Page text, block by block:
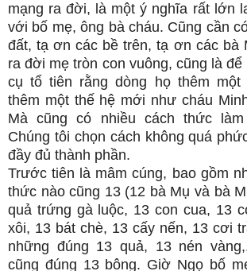
mạng ra đời, là một ý nghĩa rất lớn
với bố mẹ, ông bà cháu. Cũng cần
đất, tạ ơn các bề trên, tạ ơn các bà
ra đời mẹ tròn con vuông, cũng là
cụ tổ tiên rằng dòng họ thêm một
thêm một thế hệ mới như cháu
Mà cũng có nhiều cách thức
Chúng tôi chọn cách không quá
đầy đủ thành phần.
Trước tiên là mâm cúng, bao gồm
thức nào cũng 13 (12 bà Mụ và bà
quả trứng gà luộc, 13 con cua, 13
xôi, 13 bát chè, 13 cấy nến, 13 cơi
những đúng 13 quả, 13 nén
cũng đúng 13 bông. Giờ Ngọ bố